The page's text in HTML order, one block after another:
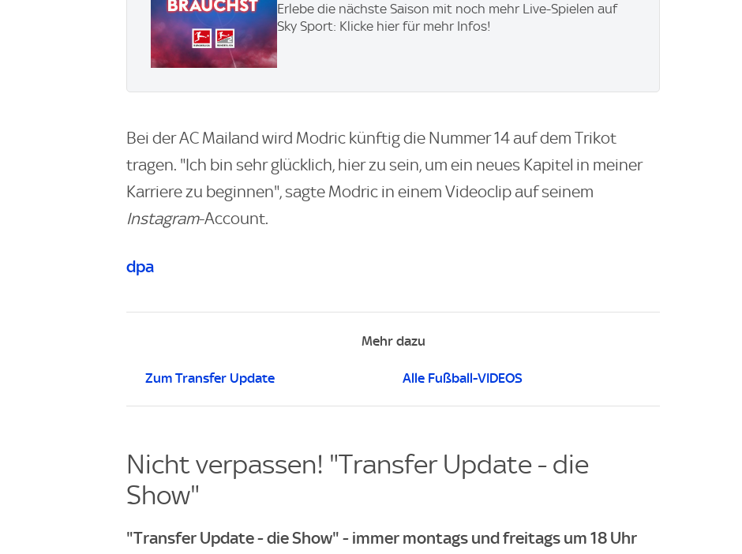
Erlebe die nächste Saison mit noch mehr Live-Spielen auf
Sky Sport: Klicke hier für mehr Infos!
Bei der AC Mailand wird Modric künftig die Nummer 14 auf dem Trikot
tragen. "Ich bin sehr glücklich, hier zu sein, um ein neues Kapitel in meiner
Karriere zu beginnen", sagte Modric in einem Videoclip auf seinem
Instagram-Account.
dpa
Mehr dazu
Zum Transfer Update Alle Fußball-VIDEOS
Nicht verpassen! "Transfer Update - die
Show"
"Transfer Update - die Show" - immer montags und freitags um 18 Uhr